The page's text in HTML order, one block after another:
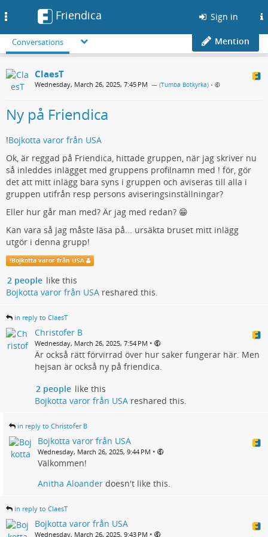
Friendica Sign in
Conversations Mention
ClaesT
Wednesday, March 26, 2025, 7:45 PM — (Tumba Botkyrka) •
Ny på Friendica
!Bojkotta varor från USA
Ok, är reggad på Friendica, hittade gruppen, när jag skriver nu
så inleddes inlägget med gruppens profilnamn med ! för, gör
det att mitt inlägg bara syns i gruppen och aviseras till alla i
gruppen utifrån resp persons aviseringsinställningar?
Eller hur går man med? Är jag med redan? 😁
Kan vara så jag måste läsa på... ursäkta bruset mitt inlägg
utgör i denna grupp!
!Bojkotta varor från USA
2 people like this
Bojkotta varor från USA reshared this.
in reply to ClaesT
Christofer B
Wednesday, March 26, 2025, 7:54 PM •
Är också rätt förvirrad över hur saker fungerar här. Men
hejsan är också ny på friendica.
2 people like this
Bojkotta varor från USA reshared this.
in reply to Christofer B
Bojkotta varor från USA
Wednesday, March 26, 2025, 9:44 PM •
Välkommen!
Anitha Aloander doesn't like this.
in reply to ClaesT
Bojkotta varor från USA
Wednesday, March 26, 2025, 9:43 PM •